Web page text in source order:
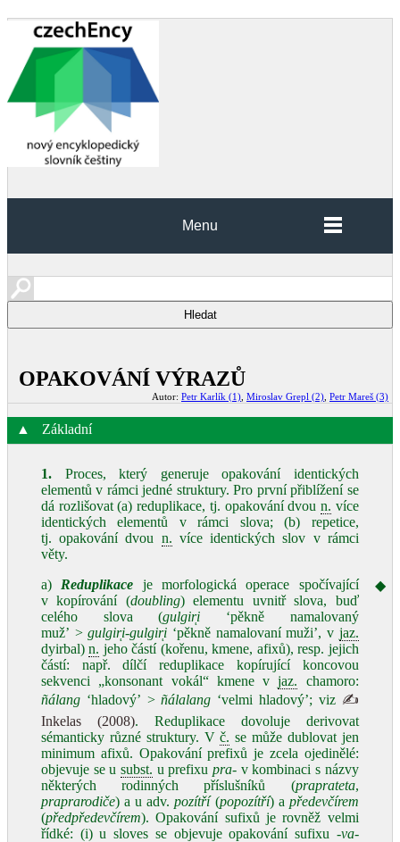
Menu
OPAKOVÁNÍ VÝRAZŮ
Autor: Petr Karlík (1) Miroslav Grepl (2) Petr Mareš (3)
▲ Základní
1. Proces, který generuje opakování identických
elementů v rámci jedné struktury. Pro první přiblížení se
dá rozlišovat (a) reduplikace, tj. opakování dvoun. více
identických elementů v rámci slova; (b) repetice,
tj. opakování dvou n. více identických slov v rámci
věty.
a) Reduplikace je morfologická operace spočívající
v kopírování (doubling) elementu uvnitř slova, buď
celého slova (gulgirͅi ‘pěkně namalovaný
muž’ >gulgirͅi‑gulgirͅi ‘pěkně namalovaní muži’, v jaz.
dyirbal)n. jeho částí (kořenu, kmene, afixů), resp. jejich
částí: např. dílčí reduplikace kopírující koncovou
sekvenci „konsonant vokál“ kmene vjaz. chamoro:
ñálang ‘hladový’ >ñálalang ‘velmi hladový’; viz ✍
Inkelas (2008). Reduplikace dovoluje derivovat
sémanticky různé struktury. Vč. se může dublovat jen
minimum afixů. Opakování prefixů je zcela ojedinělé:
objevuje se usubst. u prefixupra‑ v kombinaci s názvy
některých rodinných příslušníků (praprateta,
praprarodiče) a u adv.pozítří(popozítří) a předevčírem
(předpředevčírem). Opakování sufixů je rovněž velmi
řídké: (i) u sloves se objevuje opakování sufixu ‑va‑
◆